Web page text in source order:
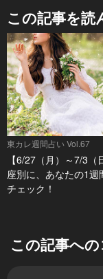
この記事を読
東カレ週間占い Vol.67
【6/27（月）～7/3（
座別に、あなたの1週
チェック！
この記事へ